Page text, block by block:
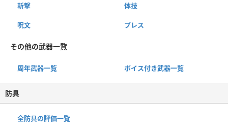
斬撃 体技
呪文 ブレス
その他の武器一覧
周年武器一覧 ボイス付き武器一覧
防具
全防具の評価一覧